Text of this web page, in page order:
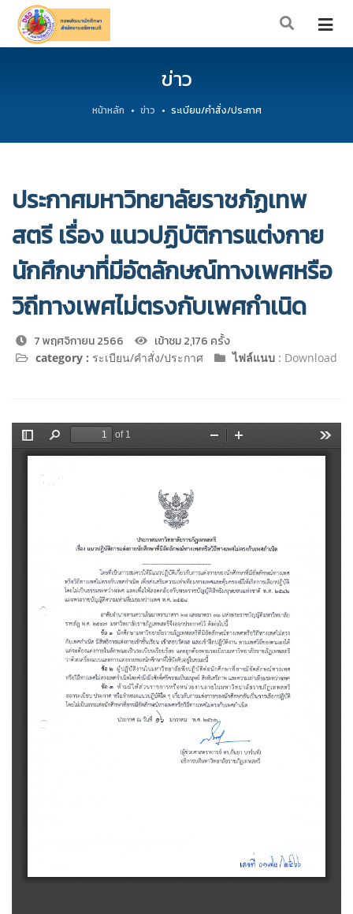
ข่าว
หน้าหลัก ข่าว ระเบียน/คำสั่ง/ประกาศ
ประกาศมหาวิทยาลัยราชภัฏเทพ
สตรี เรื่อง แนวปฏิบัติการแต่งกาย
นักศึกษาที่มีอัตลักษณ์ทางเพศหรือ
วิถีทางเพศไม่ตรงกับเพศกำเนิด
7 พฤศจิกายน 2566 เข้าชม 2,176 ครั้ง
category : ระเบียน/คำสั่ง/ประกาศ ไฟล์แนบ : Download